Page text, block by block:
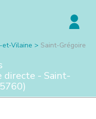
et-Vilaine > Saint-Grégoire
directe - Saint-
)